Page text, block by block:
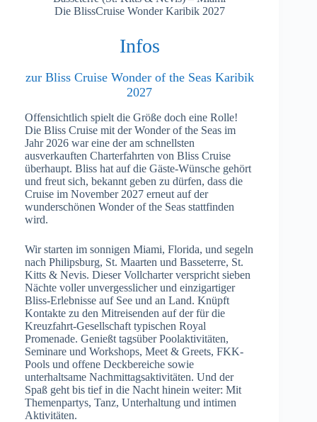
Die BlissCruise Wonder Karibik 2027
Infos
zur Bliss Cruise Wonder of the Seas Karibik
2027
Offensichtlich spielt die Größe doch eine Rolle!
Die Bliss Cruise mit der Wonder of the Seas im
Jahr 2026 war eine der am schnellsten
ausverkauften Charterfahrten von Bliss Cruise
überhaupt. Bliss hat auf die Gäste-Wünsche gehört
und freut sich, bekannt geben zu dürfen, dass die
Cruise im November 2027 erneut auf der
wunderschönen Wonder of the Seas stattfinden
wird.
Wir starten im sonnigen Miami, Florida, und segeln
nach Philipsburg, St. Maarten und Basseterre, St.
Kitts & Nevis. Dieser Vollcharter verspricht sieben
Nächte voller unvergesslicher und einzigartiger
Bliss-Erlebnisse auf See und an Land. Knüpft
Kontakte zu den Mitreisenden auf der für die
Kreuzfahrt-Gesellschaft typischen Royal
Promenade. Genießt tagsüber Poolaktivitäten,
Seminare und Workshops, Meet & Greets, FKK-
Pools und offene Deckbereiche sowie
unterhaltsame Nachmittagsaktivitäten. Und der
Spaß geht bis tief in die Nacht hinein weiter: Mit
Themenpartys, Tanz, Unterhaltung und intimen
Aktivitäten.